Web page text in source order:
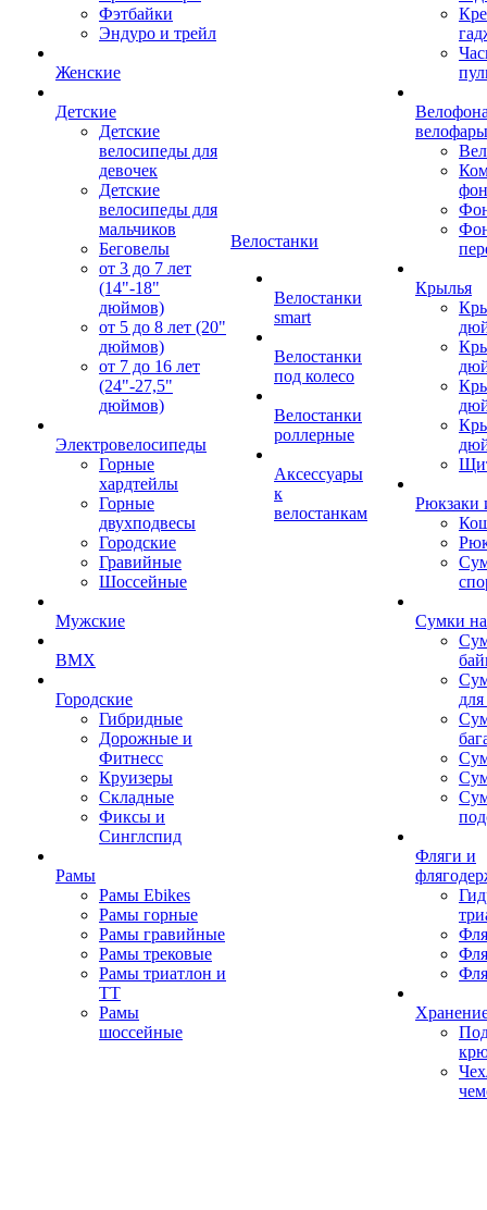
Фэтбайки
Эндуро и трейл
Женские
Детские
Детские
велосипеды для
девочек
Детские
велосипеды для
мальчиков
Беговелы
от 3 до 7 лет
(14"-18"
дюймов)
от 5 до 8 лет (20"
дюймов)
от 7 до 16 лет
(24"-27,5"
дюймов)
Электровелосипеды
Горные
хардтейлы
Горные
двухподвесы
Городские
Гравийные
Шоссейные
Мужские
BMX
Городские
Гибридные
Дорожные и
Фитнесс
Круизеры
Складные
Фиксы и
Синглспид
Рамы
Рамы Ebikes
Рамы горные
Рамы гравийные
Рамы трековые
Рамы триатлон и
ТТ
Рамы
шоссейные
Велостанки
Велостанки
smart
Велостанки
под колесо
Велостанки
роллерные
Аксессуары
к
велостанкам
велофары
Крылья
Рюкзаки
Сумки
Фляги и